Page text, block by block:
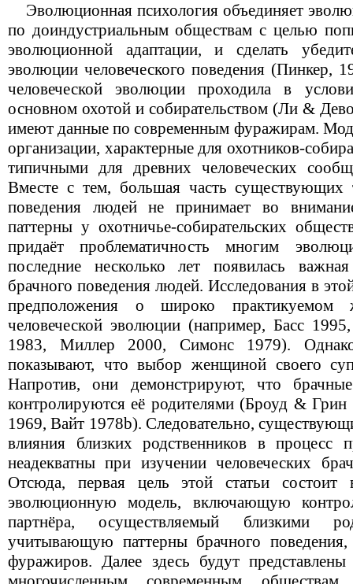
Эволюционная психология объединяет
по доиндустриальным обществам с целью
эволюционной адаптации, и сделать
эволюции человеческого поведения (Пинкер,
человеческой эволюции проходила в
основном охотой и собирательством (Ли &
имеют данные по современным фуражирам.
организации, характерные для охотников-
типичными для древних человеческих
Вместе с тем, большая часть существующих
поведения людей не принимает во
паттерны у охотничье-собирательских
придаёт проблематичность многим
последние несколько лет появилась
брачного поведения людей. Исследования в
предположения о широко
человеческой эволюции (например, Басс
1983, Миллер 2000, Симонс 1979). Однако
показывают, что выбор женщиной своего
Напротив, они демонстрируют, что
контролируются её родителями (Броуд &
1969, Вайт 1978b). Следовательно,
влияния близких родственников в процесс
неадекватны при изучении человеческих
Отсюда, первая цель этой статьи
эволюционную модель, включающую
партнёра, осуществляемый близкими
учитывающую паттерны брачного
фуражиров. Далее здесь будут